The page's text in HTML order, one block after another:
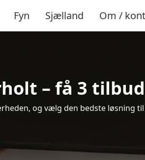
Fyn Sjælland Om /
– få 3 tilbud
og vælg den bedste løsning